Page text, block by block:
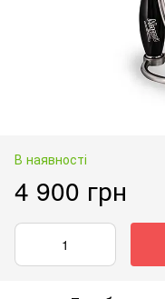
В наявності
4 900 грн